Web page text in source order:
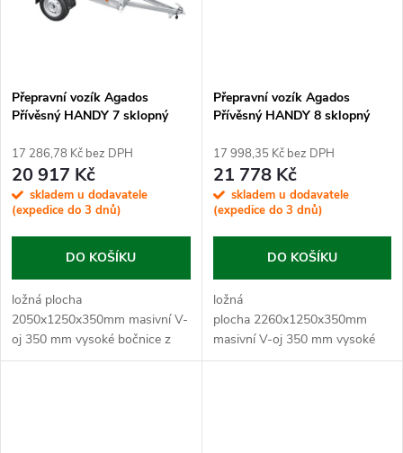
Přepravní vozík Agados
Přívěsný HANDY 7 sklopný
17 286,78 Kč bez DPH
20 917 Kč
skladem u dodavatele
(expedice do 3 dnů)
DO KOŠÍKU
ložná plocha
2050x1250x350mm masivní V-
oj 350 mm vysoké bočnice z
plechu s...
Přepravní vozík Agados
Přívěsný HANDY 8 sklopný
17 998,35 Kč bez DPH
21 778 Kč
skladem u dodavatele
(expedice do 3 dnů)
DO KOŠÍKU
ložná
plocha 2260x1250x350mm
masivní V-oj 350 mm vysoké
bočnice z...